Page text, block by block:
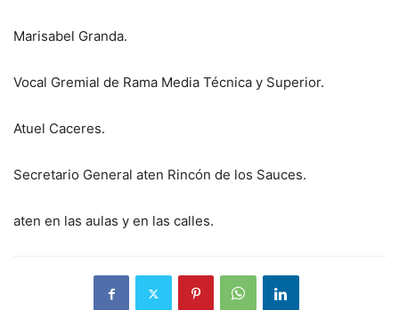
Marisabel Granda.
Vocal Gremial de Rama Media Técnica y Superior.
Atuel Caceres.
Secretario General aten Rincón de los Sauces.
aten en las aulas y en las calles.